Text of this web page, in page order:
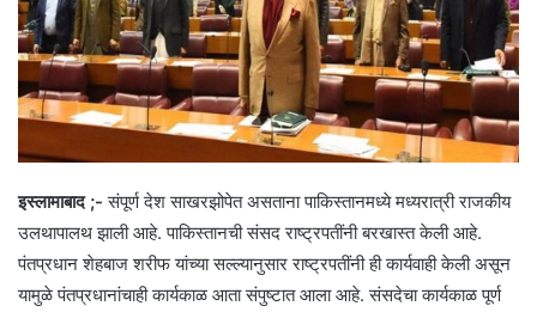
इस्लामाबाद ;- संपूर्ण देश साखरझोपेत असताना पाकिस्तानमध्ये मध्यरात्री राजकीय
उलथापालथ झाली आहे. पाकिस्तानची संसद राष्ट्रपतींनी बरखास्त केली आहे.
पंतप्रधान शेहबाज शरीफ यांच्या सल्ल्यानुसार राष्ट्रपतींनी ही कार्यवाही केली असून
यामुळे पंतप्रधानांचाही कार्यकाळ आता संपुष्टात आला आहे. संसदेचा कार्यकाळ पूर्ण